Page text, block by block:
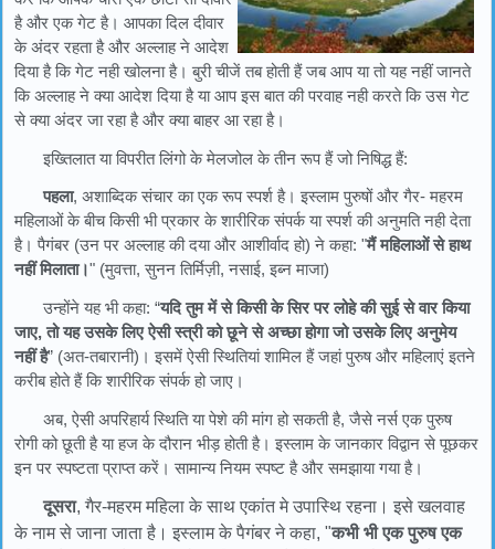
है और एक गेट है। आपका दिल दीवार
के अंदर रहता है और अल्लाह ने आदेश
दिया है कि गेट नही खोलना है। बुरी चीजें तब होती हैं जब आप या तो यह नहीं जानते
कि अल्लाह ने क्या आदेश दिया है या आप इस बात की परवाह नही करते कि उस गेट
से क्या अंदर जा रहा है और क्या बाहर आ रहा है।
इख्तिलात या विपरीत लिंगो के मेलजोल के तीन रूप हैं जो निषिद्ध हैं:
पहला, अशाब्दिक संचार का एक रूप स्पर्श है। इस्लाम पुरुषों और गैर- महरम
महिलाओं के बीच किसी भी प्रकार के शारीरिक संपर्क या स्पर्श की अनुमति नही देता
है। पैगंबर (उन पर अल्लाह की दया और आशीर्वाद हो) ने कहा: "मैं महिलाओं से हाथ
नहीं मिलाता।" (मुवत्ता, सुनन तिर्मिज़ी, नसाई, इब्न माजा)
उन्होंने यह भी कहा: “यदि तुम में से किसी के सिर पर लोहे की सुई से वार किया
जाए, तो यह उसके लिए ऐसी स्त्री को छूने से अच्छा होगा जो उसके लिए अनुमेय
नहीं है” (अत-तबारानी)। इसमें ऐसी स्थितियां शामिल हैं जहां पुरुष और महिलाएं इतने
करीब होते हैं कि शारीरिक संपर्क हो जाए।
अब, ऐसी अपरिहार्य स्थिति या पेशे की मांग हो सकती है, जैसे नर्स एक पुरुष
रोगी को छूती है या हज के दौरान भीड़ होती है। इस्लाम के जानकार विद्वान से पूछकर
इन पर स्पष्टता प्राप्त करें। सामान्य नियम स्पष्ट है और समझाया गया है।
दूसरा, गैर-महरम महिला के साथ एकांत मे उपास्थि रहना। इसे खलवाह
के नाम से जाना जाता है। इस्लाम के पैगंबर ने कहा, "कभी भी एक पुरुष एक